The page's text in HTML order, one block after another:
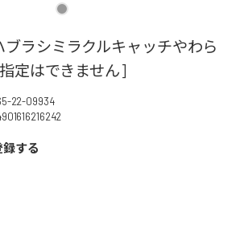
ブラシミラクルキャッチやわら
定はできません]
22-09934
する